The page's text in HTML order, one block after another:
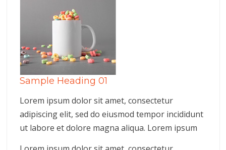
Sample Heading 01
Lorem ipsum dolor sit amet, consectetur
adipiscing elit, sed do eiusmod tempor incididunt
ut labore et dolore magna aliqua. Lorem ipsum